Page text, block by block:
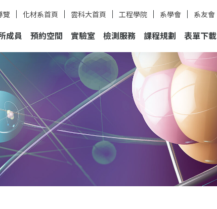
覽 化材系首頁 雲科大首頁 工程學院 系學會 系友會
成員 預約空間 實驗室 檢測服務 課程規劃 表單下載